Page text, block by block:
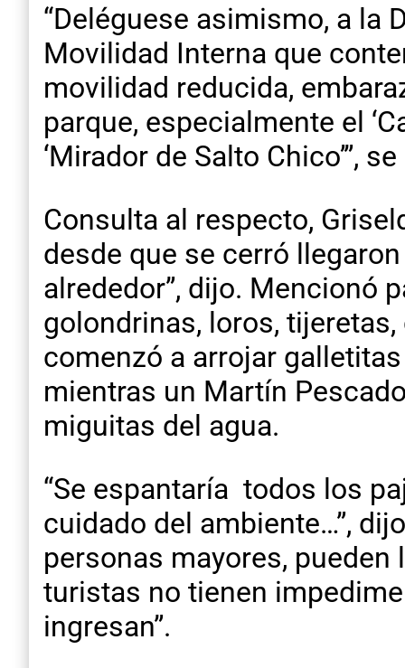
“Deléguese asimismo, a la
Movilidad Interna que
movilidad reducida,
parque, especialmente el
‘Mirador de Salto Chico’”,
Consulta al respecto,
desde que se cerró
alrededor”, dijo. Mencionó
golondrinas, loros,
comenzó a arrojar
mientras un Martín
miguitas del agua.
“Se espantaría todos los
cuidado del ambiente…”,
personas mayores, pueden
turistas no tienen
ingresan”.